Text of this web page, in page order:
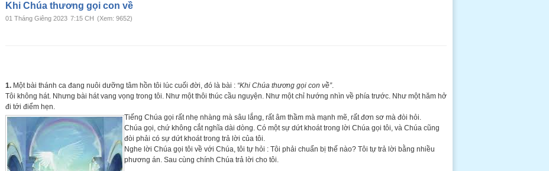
Khi Chúa thương gọi con về
01 Tháng Giêng 2023 7:15 CH (Xem: 9652)
1. Một bài thánh ca đang nuôi dưỡng tâm hồn tôi lúc cuối đời, đó là bài : “Khi Chúa thương gọi con về”.
Tôi không hát. Nhưng bài hát vang vọng trong tôi. Như một thôi thúc cầu nguyện. Như một chỉ hướng nhìn về phía trước. Như một hăm hở
đi tới điểm hẹn.
Tiếng Chúa gọi rất nhẹ nhàng mà sâu lắng, rất âm thầm mà mạnh mẽ, rất đơn sơ mà đòi hỏi.
Chúa gọi, chứ không cắt nghĩa dài dòng. Có một sự dứt khoát trong lời Chúa gọi tôi, và Chúa cũng
đòi phải có sự dứt khoát trong trả lời của tôi.
Nghe lời Chúa gọi tôi về với Chúa, tôi tự hỏi : Tôi phải chuẩn bị thế nào? Tôi tự trả lời bằng nhiều
phương án. Sau cùng chính Chúa trả lời cho tôi.